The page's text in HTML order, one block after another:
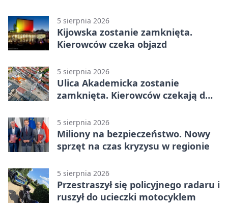
5 sierpnia 2026
Kijowska zostanie zamknięta.
Kierowców czeka objazd
5 sierpnia 2026
Ulica Akademicka zostanie
zamknięta. Kierowców czekają dwa
5 sierpnia 2026
Miliony na bezpieczeństwo. Nowy
sprzęt na czas kryzysu w regionie
5 sierpnia 2026
Przestraszył się policyjnego radaru i
ruszył do ucieczki motocyklem